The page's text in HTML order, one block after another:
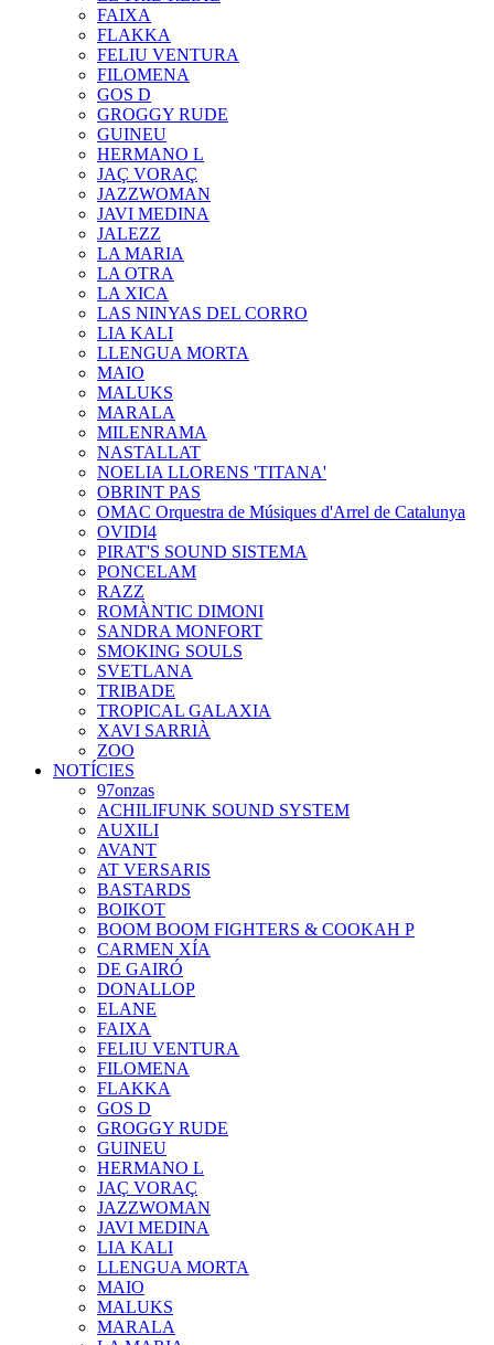
FAIXA
FLAKKA
FELIU VENTURA
FILOMENA
GOS D
GROGGY RUDE
GUINEU
HERMANO L
JAÇ VORAÇ
JAZZWOMAN
JAVI MEDINA
JALEZZ
LA MARIA
LA OTRA
LA XICA
LAS NINYAS DEL CORRO
LIA KALI
LLENGUA MORTA
MAIO
MALUKS
MARALA
MILENRAMA
NASTALLAT
NOELIA LLORENS 'TITANA'
OBRINT PAS
OMAC Orquestra de Músiques d'Arrel de Catalunya
OVIDI4
PIRAT'S SOUND SISTEMA
PONCELAM
RAZZ
ROMÀNTIC DIMONI
SANDRA MONFORT
SMOKING SOULS
SVETLANA
TRIBADE
TROPICAL GALAXIA
XAVI SARRIÀ
ZOO
NOTÍCIES
97onzas
ACHILIFUNK SOUND SYSTEM
AUXILI
AVANT
AT VERSARIS
BASTARDS
BOIKOT
BOOM BOOM FIGHTERS & COOKAH P
CARMEN XÍA
DE GAIRÓ
DONALLOP
ELANE
FAIXA
FELIU VENTURA
FILOMENA
FLAKKA
GOS D
GROGGY RUDE
GUINEU
HERMANO L
JAÇ VORAÇ
JAZZWOMAN
JAVI MEDINA
LIA KALI
LLENGUA MORTA
MAIO
MALUKS
MARALA